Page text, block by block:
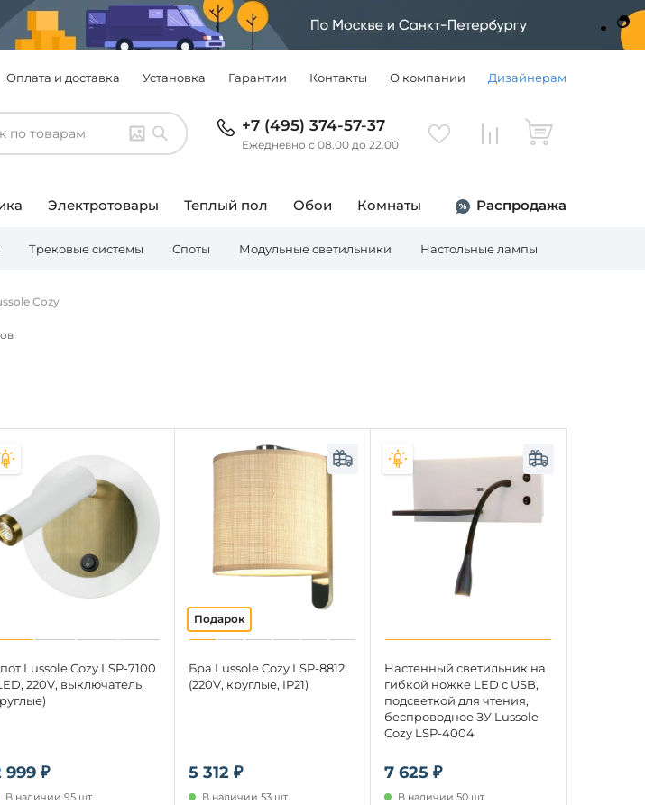
Оплата и доставка Установка Гарантии Контакты О компании Дизайнерам
+7 (495) 374-57-37
Ежедневно с 08.00 до 22.00
Электротовары Теплый пол Обои Комнаты Распродажа
Трековые системы Споты Модульные светильники Настольные лампы
Cozy
999 ₽
Lussole Cozy LSP-7100
220V, выключатель,
В наличии 95 шт.
5 312 ₽
Бра Lussole Cozy LSP-8812
(220V, круглые, IP21)
В наличии 53 шт.
7 625 ₽
Настенный светильник на
гибкой ножке LED с USB,
подсветкой для чтения,
беспроводное ЗУ Lussole
Cozy LSP-4004
В наличии 50 шт.